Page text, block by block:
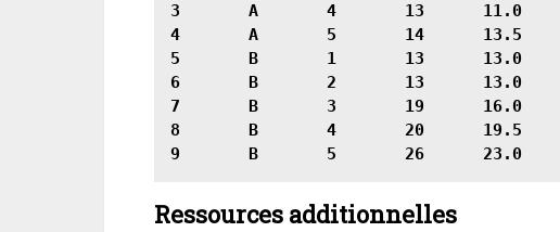
3	A	4	13	11.0
4	A	5	14	13.5
5	B	1	13	13.0
6	B	2	13	13.0
7	B	3	19	16.0
8	B	4	20	19.5
Ressources additionnelles